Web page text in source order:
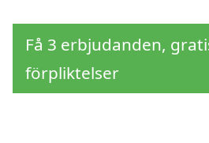
Få 3 erbjudanden,
förpliktelser